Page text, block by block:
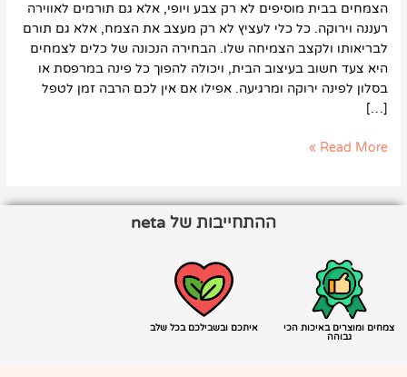
הצמחים בבית מוסיפים לא רק צבע ויופי, אלא גם תורמים לאווירה
רעננה וירוקה. כל כלי לעציץ לא רק מעצב את הצמח, אלא גם תורם
לבריאותו ולקצב הצמיחה שלו. הבחירה הנכונה של כלים לצמחים
היא צעד חשוב בעיצוב הבית, ויכולה להפוך כל פינה במרפסת או
בסלון לפינה ירוקה ומרגיעה. אפילו אם אין לכם הרבה זמן לטפל
[…]
Read More »
ההתחייבות של neta
צמחים ומוצרים באיכות הכי
גבוהה
איתכם ובשבילכם בכל שלב